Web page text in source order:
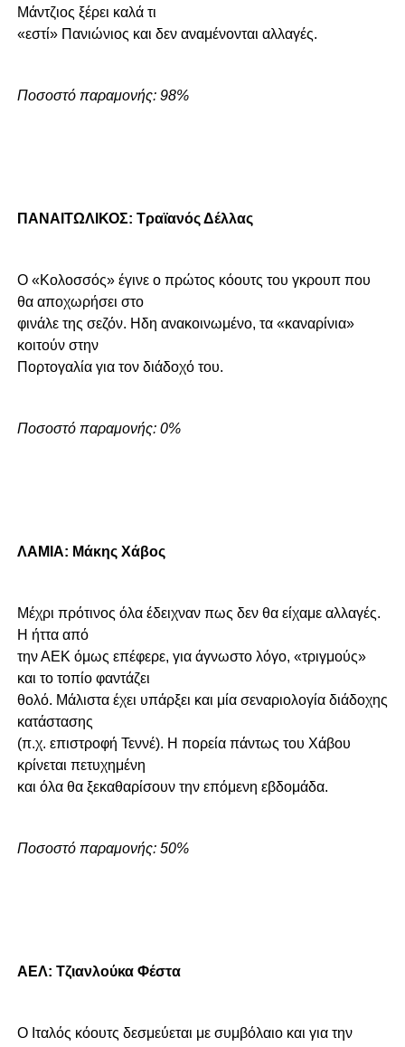
Μάντζιος ξέρει καλά τι
«εστί» Πανιώνιος και δεν αναμένονται αλλαγές.
Ποσοστό παραμονής: 98%
ΠΑΝΑΙΤΩΛΙΚΟΣ: Τραϊανός Δέλλας
Ο «Κολοσσός» έγινε ο πρώτος κόουτς του γκρουπ που
θα αποχωρήσει στο
φινάλε της σεζόν. Ηδη ανακοινωμένο, τα «καναρίνια»
κοιτούν στην
Πορτογαλία για τον διάδοχό του.
Ποσοστό παραμονής: 0%
ΛΑΜΙΑ: Μάκης Χάβος
Μέχρι πρότινος όλα έδειχναν πως δεν θα είχαμε αλλαγές.
Η ήττα από
την ΑΕΚ όμως επέφερε, για άγνωστο λόγο, «τριγμούς»
και το τοπίο φαντάζει
θολό. Μάλιστα έχει υπάρξει και μία σεναριολογία διάδοχης
κατάστασης
(π.χ. επιστροφή Τεννέ). Η πορεία πάντως του Χάβου
κρίνεται πετυχημένη
και όλα θα ξεκαθαρίσουν την επόμενη εβδομάδα.
Ποσοστό παραμονής: 50%
ΑΕΛ: Τζιανλούκα Φέστα
Ο Ιταλός κόουτς δεσμεύεται με συμβόλαιο και για την